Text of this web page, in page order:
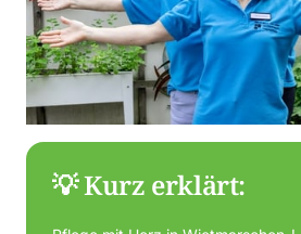
💡 Kurz erklärt: